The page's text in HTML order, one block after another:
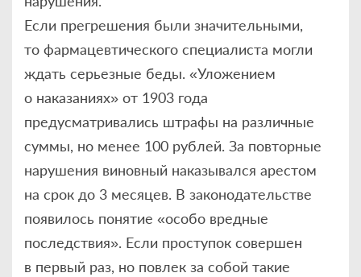
Если прегрешения были значительными,
то фармацевтического специалиста могли
ждать серьезные беды. «Уложением
о наказаниях» от 1903 года
предусматривались штрафы на различные
суммы, но менее 100 рублей. За повторные
нарушения виновный наказывался арестом
на срок до 3 месяцев. В законодательстве
появилось понятие «особо вредные
последствия». Если проступок совершен
в первый раз, но повлек за собой такие